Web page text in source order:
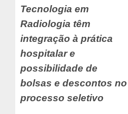
Tecnologia em
Radiologia têm
integração à prática
hospitalar e
possibilidade de
bolsas e descontos no
processo seletivo